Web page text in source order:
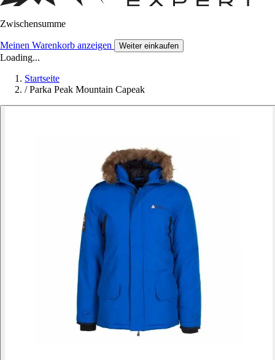
Zwischensumme
Meinen Warenkorb anzeigen Weiter einkaufen
Loading...
Startseite
/ Parka Peak Mountain Capeak